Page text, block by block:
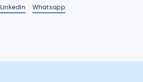
LinkedIn Whatsapp